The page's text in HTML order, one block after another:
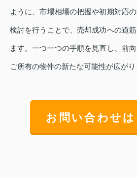
ように、市場相場の把握や初期対応
検討を行うことで、売却成功への道
ます。一つ一つの手順を見直し、前
ご所有の物件の新たな可能性が広がり
お問い合わせは